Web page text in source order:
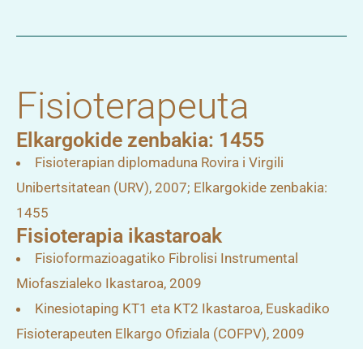
Fisioterapeuta
Elkargokide zenbakia: 1455
Fisioterapian diplomaduna Rovira i Virgili
Unibertsitatean (URV), 2007; Elkargokide zenbakia:
1455
Fisioterapia ikastaroak
Fisioformazioagatiko Fibrolisi Instrumental
Miofaszialeko Ikastaroa, 2009
Kinesiotaping KT1 eta KT2 Ikastaroa, Euskadiko
Fisioterapeuten Elkargo Ofiziala (COFPV), 2009